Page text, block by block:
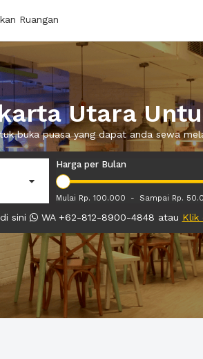
Ruangan
Utara
buka puasa yang dapat anda sewa
Harga per Bulan
Mulai Rp. 100.000 - Sampai Rp.
sini WA +62-812-8900-4848 atau Klik